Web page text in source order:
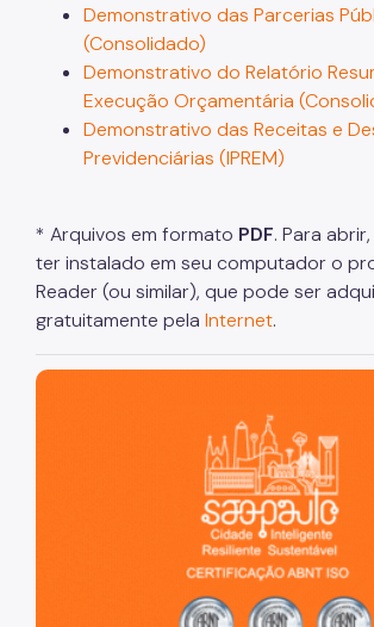
Demonstrativo das Parcerias
(Consolidado)
Demonstrativo do Relatório
Execução Orçamentária
Demonstrativo das Receitas e
Previdenciárias (IPREM)
* Arquivos em formato PDF. Para
ter instalado em seu computador o
Reader (ou similar), que pode ser
gratuitamente pela Internet.
São Paulo, cidade inteligente,